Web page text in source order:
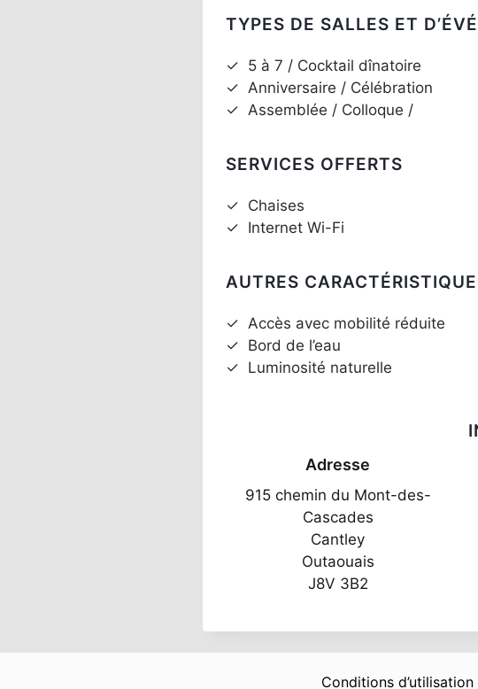
TYPES DE SALLES ET
✓ 5 à 7 / Cocktail dînatoire
✓ Anniversaire / Célébration
✓ Assemblée / Colloque /
SERVICES OFFERTS
✓ Chaises
✓ Internet Wi-Fi
AUTRES
✓ Accès avec mobilité réduite
✓ Bord de l’eau
✓ Luminosité naturelle
Adresse
915 chemin du Mont-des-
Cascades
Cantley
Outaouais
J8V 3B2
Conditions d’utilisation